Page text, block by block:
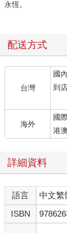
永恆。
配送方式
台灣
國
到
海外
國
港
詳細資料
語言 中文繁
ISBN